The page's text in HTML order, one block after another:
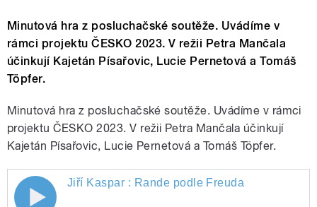
Minutová hra z posluchačské soutěže. Uvádíme v
rámci projektu ČESKO 2023. V režii Petra Mančala
účinkují Kajetán Písařovic, Lucie Pernetová a Tomáš
Töpfer.
Minutová hra z posluchačské soutěže. Uvádíme v rámci
projektu ČESKO 2023. V režii Petra Mančala účinkují
Kajetán Písařovic, Lucie Pernetová a Tomáš Töpfer.
Jiří Kaspar : Rande podle Freuda